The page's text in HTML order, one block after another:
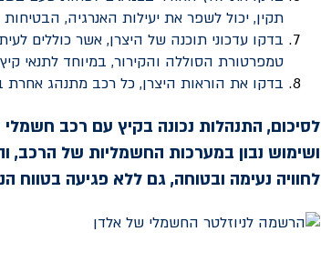
תקין, יכול לשפר את יעילות האנרגיה,
בדקו עדכוני תוכנה של היצרן, אשר כוללים
טמפרטורת הסוללה והקירור, במיוחד לתנאי
בדקו את הוראות היצרן, כל רכב מתנהג אחרת
לסיכום, התנהלות נכונה בקיץ עם רכב חשמלי
ושימוש נבון במערכות החשמליות של הרכב,
לחוויה נעימה ובטוחה, גם ללא פגיעה בטווח